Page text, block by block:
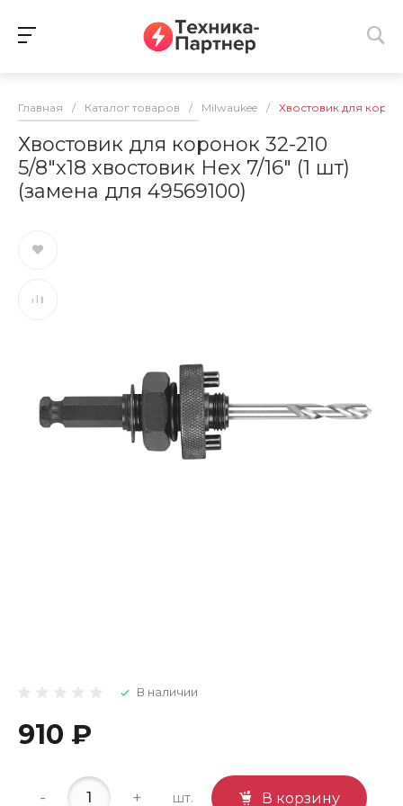
Главная / Каталог товаров / Milwaukee / Хвостовик для
Хвостовик для коронок 32-210
5/8"x18 хвостовик Hex 7/16" (1 шт)
(замена для 49569100)
В наличии
910 ₽
- + шт. В корзину